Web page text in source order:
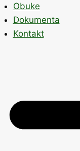
Obuke
Dokumenta
Kontakt